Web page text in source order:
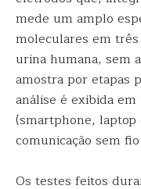
mede um amplo
moleculares em
urina humana, sem
amostra por etapas
análise é exibida
(smartphone,
comunicação sem
Os testes feitos